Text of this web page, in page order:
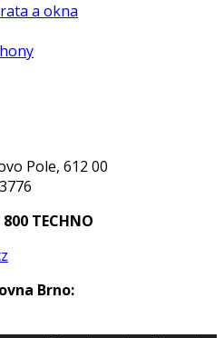
a okna
Pole, 612 00
TECHNO
Brno: